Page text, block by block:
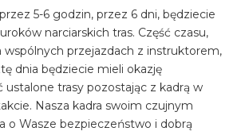
5-6 godzin, przez 6 dni, będziecie
narciarskich tras. Część czasu,
wspólnych przejazdach z instruktorem,
dnia będziecie mieli okazję
ustalone trasy pozostając z kadrą w
Nasza kadra swoim czujnym
o Wasze bezpieczeństwo i dobrą